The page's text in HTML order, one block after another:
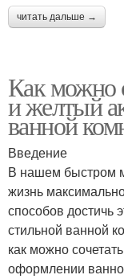
читать дальше →
Как можно
и желтый
ванной
Введение
В нашем быстром
жизнь
способов достичь
стильной ванной
как можно
оформлении